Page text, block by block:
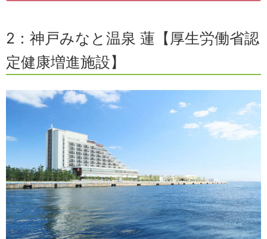
2：神戸みなと温泉 蓮【厚生労働省認
定健康増進施設】